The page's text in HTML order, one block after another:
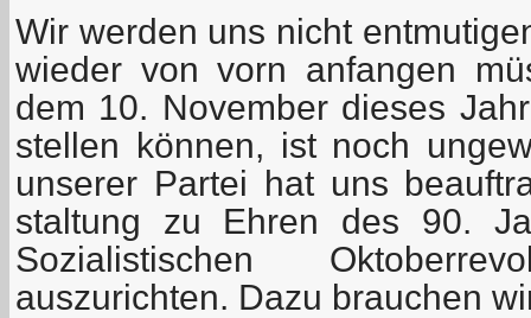
Wir werden uns nicht
wieder von vorn anfangen
dem 10. November dieses
stellen können, ist noch
unserer Partei hat uns
staltung zu Ehren des 90.
Sozialistischen
auszurichten. Dazu brauchen